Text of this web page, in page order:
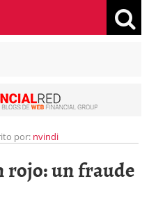
por: nvindi
rojo: un fraude